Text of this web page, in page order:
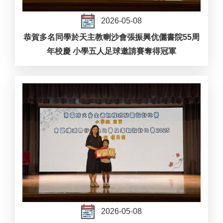
2026-05-08
恭賀多名同學於天主教喇沙會張振興伉儷書院55周
年校慶 小學五人足球邀請賽奪得冠軍
2026-05-08